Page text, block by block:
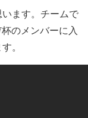
います。チームで
のメンバーに入
。